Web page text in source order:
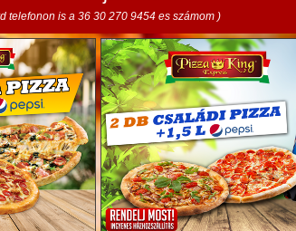
telefonon is a 36 30 270 9454 es számom )